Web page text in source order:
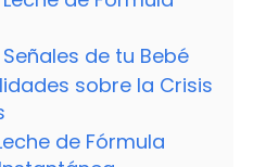
de tu Bebé
sobre la Crisis
de Fórmula